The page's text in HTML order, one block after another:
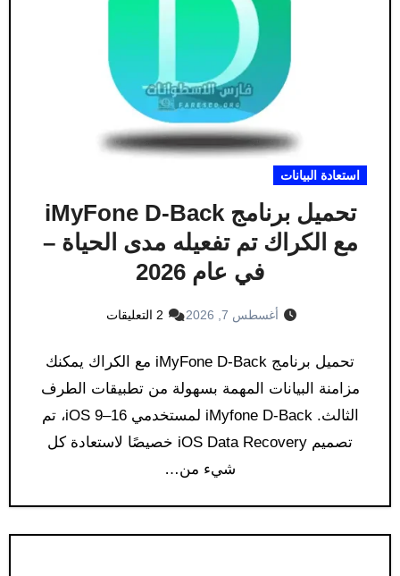
استعادة البيانات
تحميل برنامج iMyFone D-Back
مع الكراك تم تفعيله مدى الحياة –
في عام 2026
أغسطس 7, 2026 2 التعليقات
تحميل برنامج iMyFone D-Back مع الكراك يمكنك
مزامنة البيانات المهمة بسهولة من تطبيقات الطرف
الثالث. iMyfone D-Back لمستخدمي iOS 9–16، تم
تصميم iOS Data Recovery خصيصًا لاستعادة كل
شيء من…